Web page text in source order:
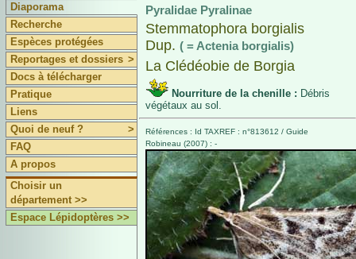
Diaporama
Recherche
Espèces protégées
Reportages et dossiers >
Docs à télécharger
Pratique
Liens
Quoi de neuf ?
>
FAQ
A propos
Choisir un
département >>
Espace Lépidoptères >>
Pyralidae Pyralinae
Stemmatophora borgialis
Dup. ( = Actenia borgialis)
La Clédéobie de Borgia
Nourriture de la chenille : Débris
végétaux au sol.
Références : Id TAXREF : n°813612 / Guide
Robineau (2007) : -